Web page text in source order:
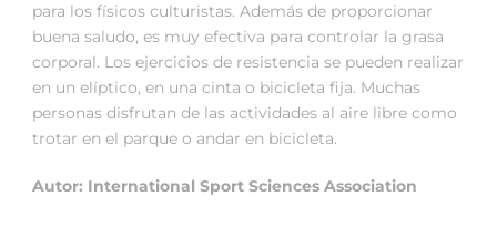
para los físicos culturistas. Además de proporcionar
buena saludo, es muy efectiva para controlar la grasa
corporal. Los ejercicios de resistencia se pueden realizar
en un elíptico, en una cinta o bicicleta fija. Muchas
personas disfrutan de las actividades al aire libre como
trotar en el parque o andar en bicicleta.
Autor: International Sport Sciences Association